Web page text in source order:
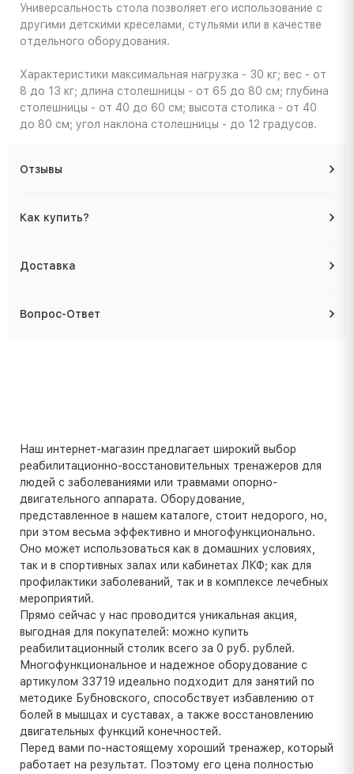
Универсальность стола позволяет его использование с
другими детскими креселами, стульями или в качестве
отдельного оборудования.
Характеристики максимальная нагрузка - 30 кг; вес - от
8 до 13 кг; длина столешницы - от 65 до 80 см; глубина
столешницы - от 40 до 60 см; высота столика - от 40
до 80 см; угол наклона столешницы - до 12 градусов.
Отзывы
Как купить?
Доставка
Вопрос-Ответ
Наш интернет-магазин предлагает широкий выбор
реабилитационно-восстановительных тренажеров для
людей с заболеваниями или травмами опорно-
двигательного аппарата. Оборудование,
представленное в нашем каталоге, стоит недорого, но,
при этом весьма эффективно и многофункционально.
Оно может использоваться как в домашних условиях,
так и в спортивных залах или кабинетах ЛКФ; как для
профилактики заболеваний, так и в комплексе лечебных
мероприятий.
Прямо сейчас у нас проводится уникальная акция,
выгодная для покупателей: можно купить
реабилитационный столик всего за 0 руб. рублей.
Многофункциональное и надежное оборудование с
артикулом 33719 идеально подходит для занятий по
методике Бубновского, способствует избавлению от
болей в мышцах и суставах, а также восстановлению
двигательных функций конечностей.
Перед вами по-настоящему хороший тренажер, который
работает на результат. Поэтому его цена полностью